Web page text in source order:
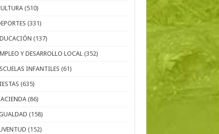
(510)
(331)
(137)
Y DESARROLLO LOCAL (352)
INFANTILES (61)
(635)
(86)
(158)
(152)